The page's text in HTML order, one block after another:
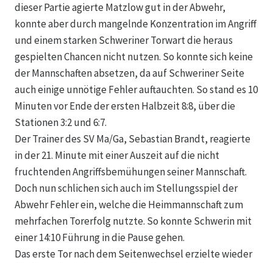
dieser Partie agierte Matzlow gut in der Abwehr,
konnte aber durch mangelnde Konzentration im Angriff
und einem starken Schweriner Torwart die heraus
gespielten Chancen nicht nutzen. So konnte sich keine
der Mannschaften absetzen, da auf Schweriner Seite
auch einige unnötige Fehler auftauchten. So stand es 10
Minuten vor Ende der ersten Halbzeit 8:8, über die
Stationen 3:2 und 6:7.
Der Trainer des SV Ma/Ga, Sebastian Brandt, reagierte
in der 21. Minute mit einer Auszeit auf die nicht
fruchtenden Angriffsbemühungen seiner Mannschaft.
Doch nun schlichen sich auch im Stellungsspiel der
Abwehr Fehler ein, welche die Heimmannschaft zum
mehrfachen Torerfolg nutzte. So konnte Schwerin mit
einer 14:10 Führung in die Pause gehen.
Das erste Tor nach dem Seitenwechsel erzielte wieder